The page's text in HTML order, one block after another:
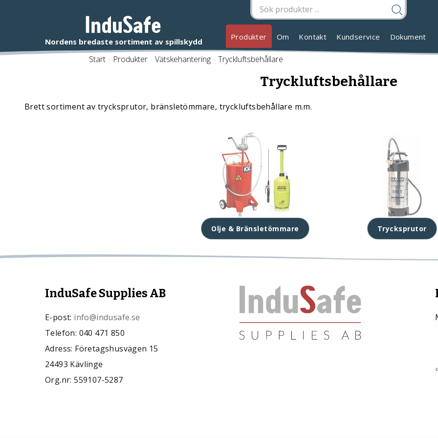
Produkter Om Kontakt Kundservice Dokument
Start / Produkter / Vätskehantering / Tryckluftsbehållare
Tryckluftsbehållare
Brett sortiment av trycksprutor, bränsletömmare, tryckluftsbehållare m.m.
Olje & Bränsletömmare Trycksprutor
InduSafe Supplies AB
E-post: info@indusafe.se
Telefon: 040 471 850
Adress: Företagshusvägen 15
24493 Kävlinge
Org.nr: 559107-5287